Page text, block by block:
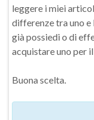
leggere i miei
differenze tra uno e
già possiedi o di
acquistare uno per
Buona scelta.